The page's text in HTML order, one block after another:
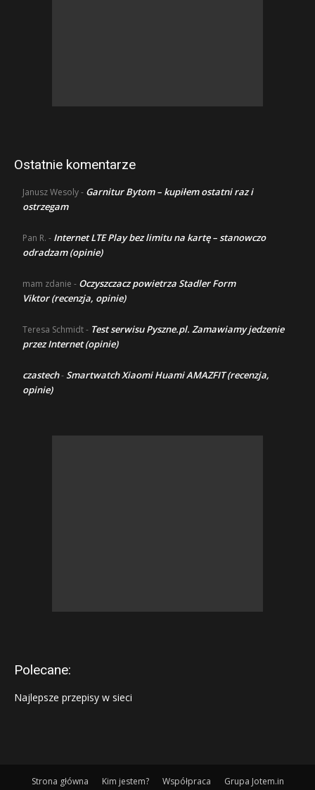
Ostatnie komentarze
Janusz Wesoly- Garnitur Bytom – kupiłem ostatni raz i
ostrzegam
Pan R. - Internet LTE Play bez limitu na kartę – stanowczo
odradzam (opinie)
mam zdanie - Oczyszczacz powietrza Stadler Form
Viktor (recenzja, opinie)
Teresa Schmidt- Test serwisu Pyszne.pl. Zamawiamy jedzenie
przez Internet (opinie)
czastech-Smartwatch Xiaomi Huami AMAZFIT (recenzja,
opinie)
Polecane:
Najlepsze przepisy w sieci
Strona główna Kim jestem? Współpraca Grupa Jotem.in